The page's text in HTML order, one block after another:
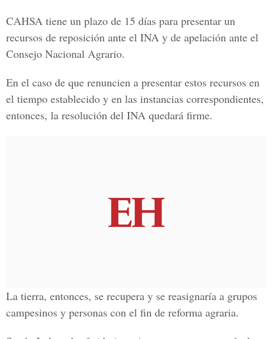
CAHSA tiene un plazo de 15 días para presentar un
recursos de reposición ante el INA y de apelación ante el
Consejo Nacional Agrario.
En el caso de que renuncien a presentar estos recursos en
el tiempo establecido y en las instancias correspondientes,
entonces, la resolución del INA quedará firme.
La tierra, entonces, se recupera y se reasignaría a grupos
campesinos y personas con el fin de reforma agraria.